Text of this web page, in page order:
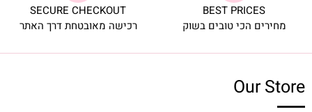
BEST PRICES
מחירים הכי טובים בשוק
SECURE CHECKOUT
רכישה מאובטחת דרך האתר
Our Store